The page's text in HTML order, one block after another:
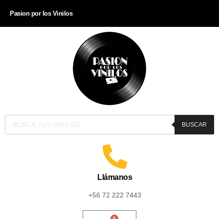
Pasion por los Vinilos
BUSCAR
Llámanos
+56 72 222 7443